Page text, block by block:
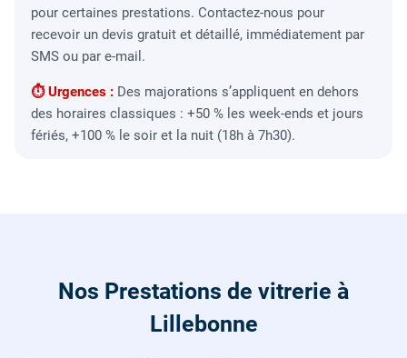
pour certaines prestations. Contactez-nous pour
recevoir un devis gratuit et détaillé, immédiatement par
SMS ou par e-mail.
⏱ Urgences : Des majorations s’appliquent en dehors
des horaires classiques : +50 % les week-ends et jours
fériés, +100 % le soir et la nuit (18h à 7h30).
Nos Prestations de vitrerie à
Lillebonne